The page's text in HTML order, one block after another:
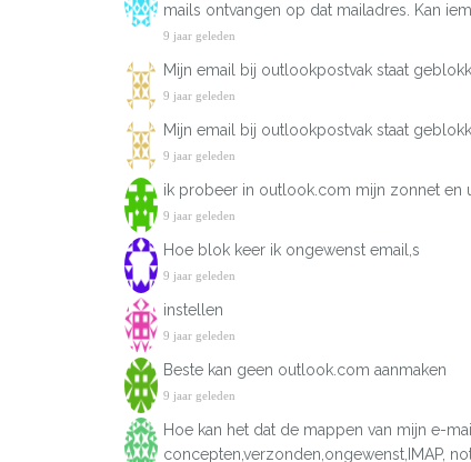
mails ontvangen op dat mailadres. Kan
9 jaar geleden
Mijn email bij outlookpostvak staat
9 jaar geleden
Mijn email bij outlookpostvak staat
9 jaar geleden
ik probeer in outlook.com mijn zonnet en
9 jaar geleden
Hoe blok keer ik ongewenst email,s
9 jaar geleden
instellen
9 jaar geleden
Beste kan geen outlook.com aanmaken
9 jaar geleden
Hoe kan het dat de mappen van mijn e-
concepten,verzonden,ongewenst,IMAP,